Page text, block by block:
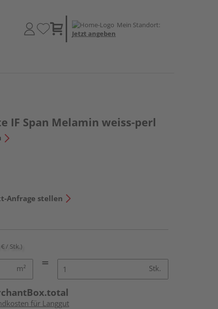
Mein Standort:
Jetzt angeben
IF Span Melamin weiss-perl
Anfrage stellen
/ Stk.)
m² Stk.
für Langgut